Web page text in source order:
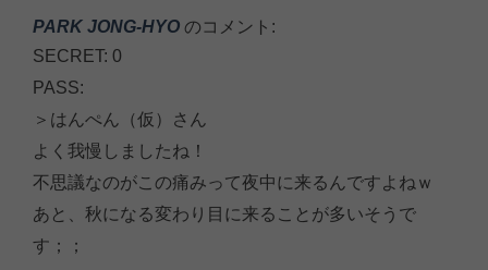
PARK JONG-HYO のコメント:
SECRET: 0
PASS:
＞はんぺん（仮）さん
よく我慢しましたね！
不思議なのがこの痛みって夜中に来るんですよねｗ
あと、秋になる変わり目に来ることが多いそうで
す；；